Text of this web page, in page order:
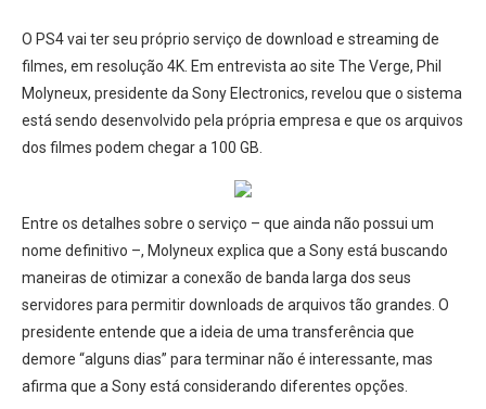
O PS4 vai ter seu próprio serviço de download e streaming de
filmes, em resolução 4K. Em entrevista ao site The Verge, Phil
Molyneux, presidente da Sony Electronics, revelou que o sistema
está sendo desenvolvido pela própria empresa e que os arquivos
dos filmes podem chegar a 100 GB.
Entre os detalhes sobre o serviço – que ainda não possui um
nome definitivo –, Molyneux explica que a Sony está buscando
maneiras de otimizar a conexão de banda larga dos seus
servidores para permitir downloads de arquivos tão grandes. O
presidente entende que a ideia de uma transferência que
demore “alguns dias” para terminar não é interessante, mas
afirma que a Sony está considerando diferentes opções.